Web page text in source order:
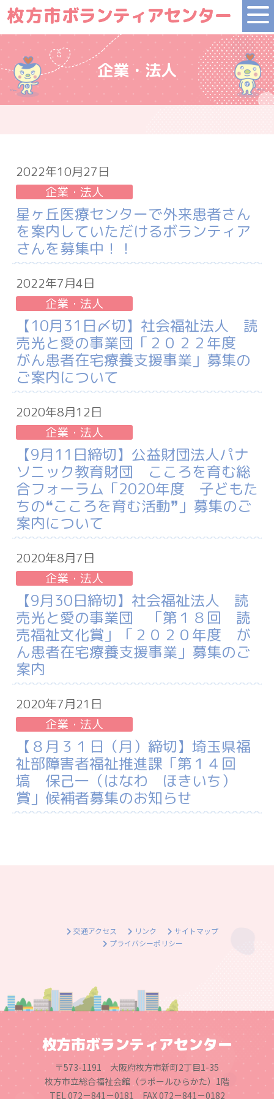
企業・法人
2022年10月27日
企業・法人
星ヶ丘医療センターで外来患者さん
を案内していただけるボランティア
さんを募集中！！
2022年7月4日
企業・法人
【10月31日〆切】社会福祉法人 読
売光と愛の事業団「２０２２年度
がん患者在宅療養支援事業」募集の
ご案内について
2020年8月12日
企業・法人
【9月11日締切】公益財団法人パナ
ソニック教育財団 こころを育む総
合フォーラム「2020年度 子どもた
ちの❝こころを育む活動❞」募集のご
案内について
2020年8月7日
企業・法人
【9月30日締切】社会福祉法人 読
売光と愛の事業団 「第１８回 読
売福祉文化賞」「２０２０年度 が
ん患者在宅療養支援事業」募集のご
案内
2020年7月21日
企業・法人
【８月３１日（月）締切】埼玉県福
祉部障害者福祉推進課「第１４回
塙 保己一（はなわ ほきいち）
賞」候補者募集のお知らせ
交通アクセス リンク
サイトマップ
プライバシーポリシー
枚方市ボランティアセンター
〒573-1191 大阪府枚方市新町2丁目1-35
枚方市立総合福祉会館（ラポールひらかた）1階
TEL 072－841－0181 FAX 072－841－0182